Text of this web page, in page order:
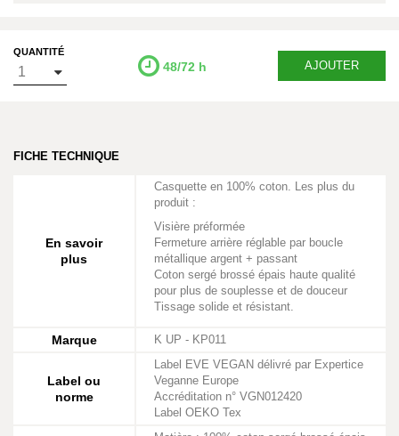
QUANTITÉ
48/72 h AJOUTER
FICHE TECHNIQUE
En savoir
plus
Casquette en 100% coton. Les plus du
produit :
Visière préformée
Fermeture arrière réglable par boucle
métallique argent + passant
Coton sergé brossé épais haute qualité
pour plus de souplesse et de douceur
Tissage solide et résistant.
Marque K UP - KP011
Label ou
norme
Label EVE VEGAN délivré par Expertice
Veganne Europe
Accréditation n° VGN012420
Label OEKO Tex